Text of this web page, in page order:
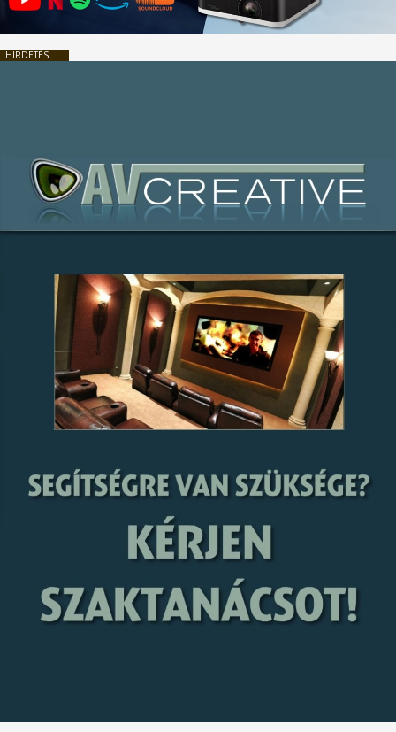
HIRDETÉS